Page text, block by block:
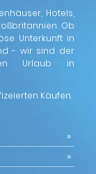
Hotels,
Ob
Unterkunft in
- wir sind der
Urlaub in
Käufen.